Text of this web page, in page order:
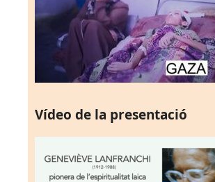
Vídeo de la presentació